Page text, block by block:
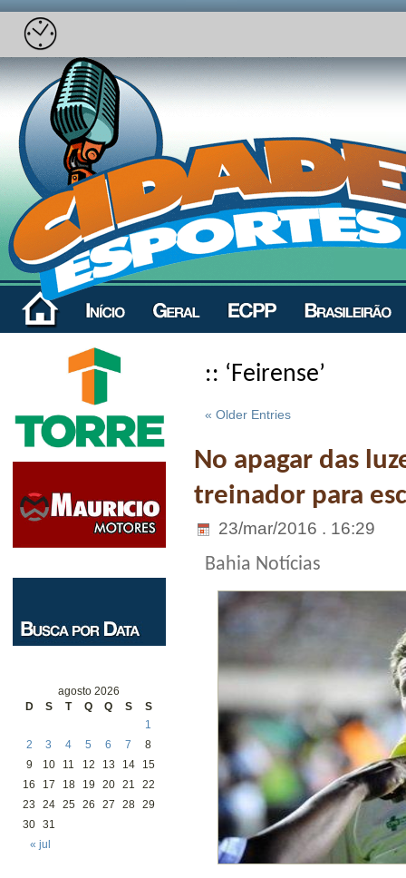
agosto 2026
D
S T Q Q S S
« jul
1
2
3 4 5 6 7
8
9
10 11 12 13 14
15
16
17 18 19 20 21
22
23
24 25 26 27 28 29
30 31
:: ‘Feirense’
« Older Entries
No apagar das
treinador para
23/mar/2016 . 16:29
Bahia Notícias